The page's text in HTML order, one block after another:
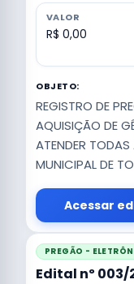
VALOR
R$ 0,00
OBJETO:
REGISTRO DE
AQUISIÇÃO DE
ATENDER TODAS
MUNICIPAL DE
Acessar
PREGÃO -
Edital nº 003/